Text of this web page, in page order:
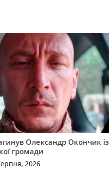
Олександр Окончик із
громади
2026